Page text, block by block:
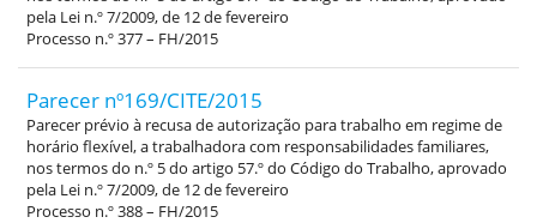
pela Lei n.º 7/2009, de 12 de fevereiro
Processo n.º 377 – FH/2015
Parecer nº169/CITE/2015
Parecer prévio à recusa de autorização para trabalho em regime de
horário flexível, a trabalhadora com responsabilidades familiares,
nos termos do n.º 5 do artigo 57.º do Código do Trabalho, aprovado
pela Lei n.º 7/2009, de 12 de fevereiro
Processo n.º 388 – FH/2015